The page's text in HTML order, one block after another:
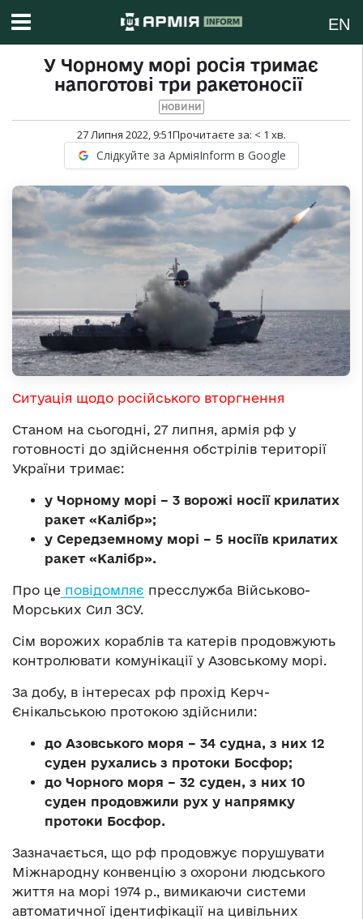
EN
У Чорному морі росія тримає
напоготові три ракетоносії
НОВИНИ
27 Липня 2022, 9:51Прочитаєте за: < 1 хв.
Слідкуйте за АрміяInform в Google
Ситуація щодо російського вторгнення
​​Станом на сьогодні, 27 липня, армія рф у
готовності до здійснення обстрілів території
України тримає:
у Чорному морі – 3 ворожі носії крилатих
ракет «Калібр»;
у Середземному морі – 5 носіїв крилатих
ракет «Калібр».
Про це повідомляє пресслужба Військово-
Морських Сил ЗСУ.
Сім ворожих кораблів та катерів продовжують
контролювати комунікації у Азовському морі.
За добу, в інтересах рф прохід Керч-
Єнікальською протокою здійснили:
до Азовського моря – 34 судна, з них 12
суден рухались з протоки Босфор;
до Чорного моря – 32 суден, з них 10
суден продовжили рух у напрямку
протоки Босфор.
Зазначається, що рф продовжує порушувати
Міжнародну конвенцію з охорони людського
життя на морі 1974 р., вимикаючи системи
автоматичної ідентифікації на цивільних